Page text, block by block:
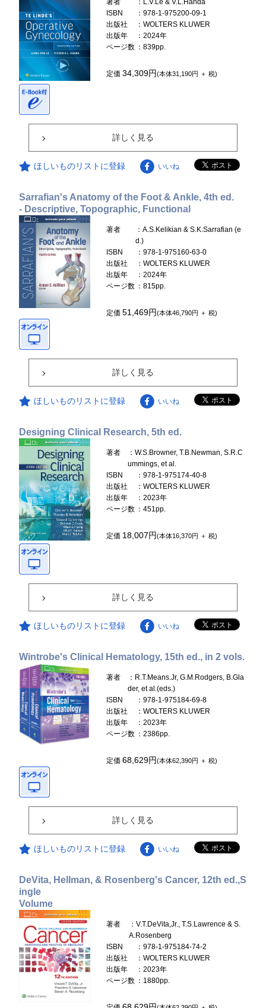
ISBN
：978-1-975200-09-1
出版社
：WOLTERS KLUWER
出版年
：2024年
ページ数 ：839pp.
定価34,309円(本体31,190円 ＋ 税)
詳しく見る
ほしいものリストに登録 いいね
Sarrafian's Anatomy of the Foot & Ankle, 4th ed.
- Descriptive, Topographic, Functional
著者
：A.S.Kelikian & S.K.Sarrafian (e
d.)
ISBN
：978-1-975160-63-0
出版社
：WOLTERS KLUWER
出版年
：2024年
ページ数 ：815pp.
定価51,469円(本体46,790円 ＋ 税)
詳しく見る
ほしいものリストに登録 いいね
Designing Clinical Research, 5th ed.
著者
：W.S.Browner, T.B.Newman, S.R.C
ummings, et al.
ISBN
：978-1-975174-40-8
出版社
：WOLTERS KLUWER
出版年
：2023年
ページ数 ：451pp.
定価 18,007円(本体16,370円 ＋ 税)
詳しく見る
ほしいものリストに登録 いいね
Wintrobe's Clinical Hematology, 15th ed., in 2 vols.
著者
：R.T.Means.Jr, G.M.Rodgers, B.Gla
der, et al.(eds.)
ISBN
：978-1-975184-69-8
出版社
：WOLTERS KLUWER
出版年
：2023年
ページ数 ：2386pp.
定価68,629円(本体62,390円 ＋ 税)
詳しく見る
ほしいものリストに登録 いいね
DeVita, Hellman, & Rosenberg's Cancer, 12th ed.,S
ingle
Volume
著者
：V.T.DeVita,Jr., T.S.Lawrence & S.
A.Rosenberg
ISBN
：978-1-975184-74-2
出版社
：WOLTERS KLUWER
出版年
：2023年
ページ数 ：1880pp.